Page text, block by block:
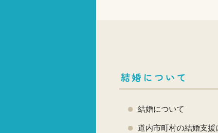
結婚について
結婚について
道内市町村の結婚支援